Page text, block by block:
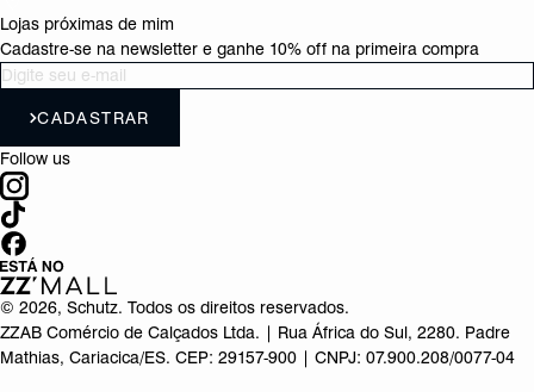
Lojas próximas de mim
Cadastre-se na newsletter e ganhe 10% off na primeira compra
CADASTRAR
Follow us
© 2026, Schutz. Todos os direitos reservados.
ZZAB Comércio de Calçados Ltda. | Rua África do Sul, 2280. Padre
Mathias, Cariacica/ES. CEP: 29157-900 | CNPJ: 07.900.208/0077-04